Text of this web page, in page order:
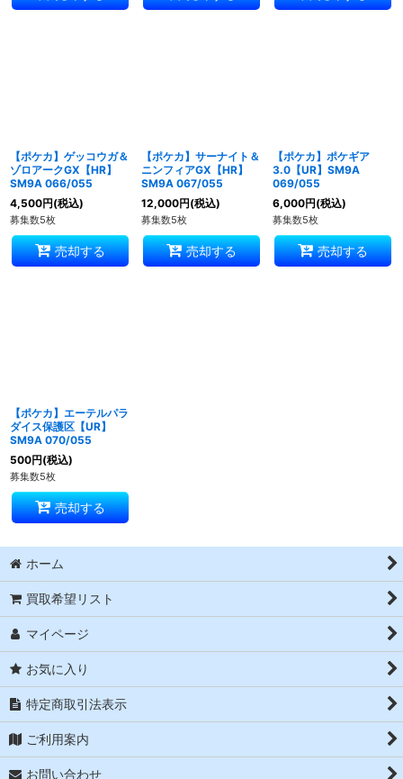
【ポケカ】ゲッコウガ＆
ゾロアークGX【HR】
SM9A 066/055
4,500円(税込)
募集数5枚
売却する
【ポケカ】サーナイト＆
ニンフィアGX【HR】
SM9A 067/055
12,000円(税込)
募集数5枚
売却する
【ポケカ】ポケギア
3.0【UR】SM9A
069/055
6,000円(税込)
募集数5枚
売却する
【ポケカ】エーテルパラ
ダイス保護区【UR】
SM9A 070/055
500円(税込)
募集数5枚
売却する
ホーム
買取希望リスト
マイページ
お気に入り
特定商取引法表示
ご利用案内
お問い合わせ